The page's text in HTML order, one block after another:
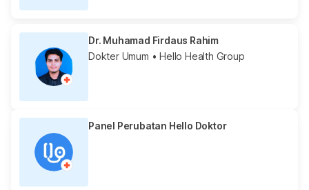
Dr. Muhamad Firdaus Rahim
Dokter Umum • Hello Health Group
Panel Perubatan Hello Doktor